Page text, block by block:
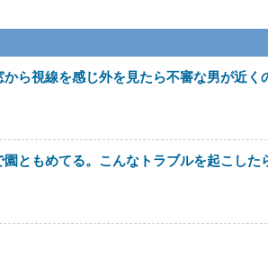
ら視線を感じ外を見たら不審な男が近く
ともめてる。こんなトラブルを起こした